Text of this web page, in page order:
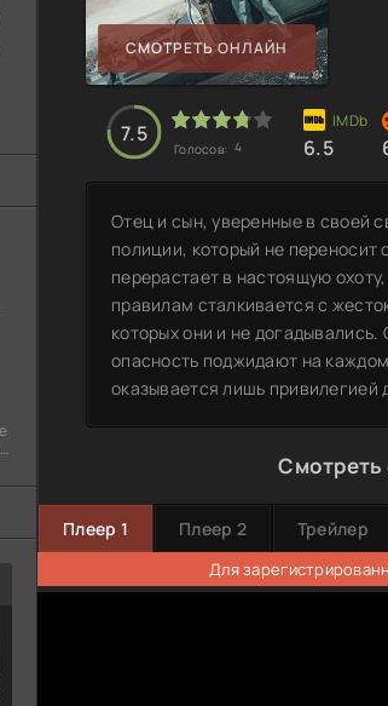
СМОТРЕТЬ ОНЛАЙН
7.5
Голосов: 4 6.5
Отец и сын, уверенные в своей
полиции, который не переносит
перерастает в настоящую
правилам сталкивается с
которых они и не
опасность поджидают на
оказывается лишь привилегией
Смотреть
Плеер 1 Плеер 2 Трейлер
Для